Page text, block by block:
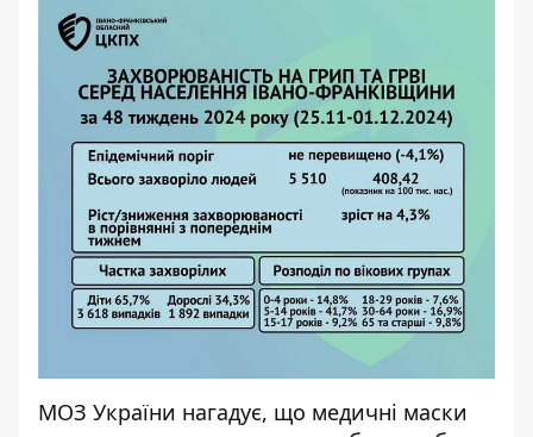
МОЗ України нагадує, що медичні маски